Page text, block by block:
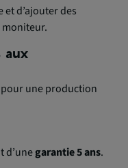
et d’ajouter des
moniteur.
aux
une production
d’unegarantie 5 ans.